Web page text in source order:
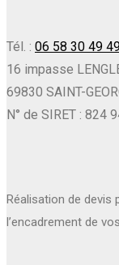
Tél. : 06 58 30 49
16 impasse
69830 SAINT-
N° de SIRET : 824
Réalisation de devis
l’encadrement de